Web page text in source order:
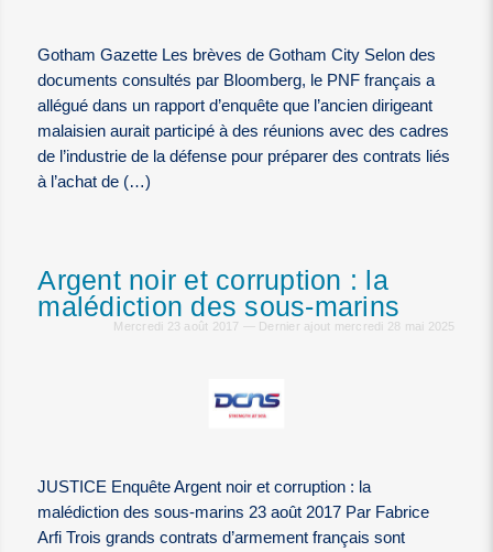
Gotham Gazette Les brèves de Gotham City Selon des
documents consultés par Bloomberg, le PNF français a
allégué dans un rapport d’enquête que l’ancien dirigeant
malaisien aurait participé à des réunions avec des cadres
de l’industrie de la défense pour préparer des contrats liés
à l’achat de (…)
Argent noir et corruption : la
malédiction des sous-marins
Mercredi 23 août 2017 — Dernier ajout mercredi 28 mai 2025
JUSTICE Enquête Argent noir et corruption : la
malédiction des sous-marins 23 août 2017 Par Fabrice
Arfi Trois grands contrats d’armement français sont